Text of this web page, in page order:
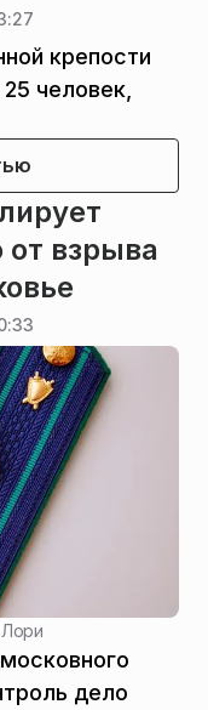
крепости
человек,
взрыва
дело